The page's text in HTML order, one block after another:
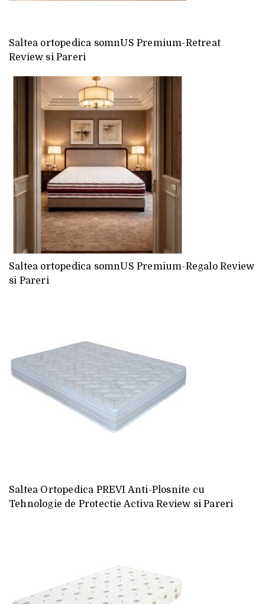
Saltea ortopedica somnUS Premium-Retreat
Review si Pareri
Saltea ortopedica somnUS Premium-Regalo Review
si Pareri
Saltea Ortopedica PREVI Anti-Plosnite cu
Tehnologie de Protectie Activa Review si Pareri